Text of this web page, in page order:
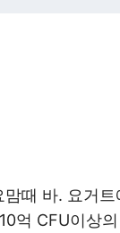
때 바. 요거트
억 CFU이상